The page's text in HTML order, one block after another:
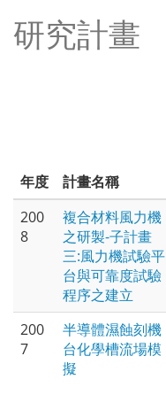
研究計畫
年度 計畫名稱
200
8
複合材料風力機
之研製-子計畫
三:風力機試驗平
台與可靠度試驗
程序之建立
200
7
半導體濕蝕刻機
台化學槽流場模
擬